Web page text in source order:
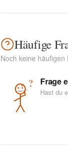
Häufige
Noch keine
? Frage
Hast du